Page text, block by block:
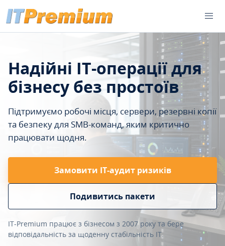
Надійні IT-операції для
бізнесу без простоїв
Підтримуємо робочі місця, сервери, резервні копії
та безпеку для SMB-команд, яким критично
працювати щодня.
Замовити ІТ-аудит ризиків
Подивитись пакети
IT-Premium працює з бізнесом з 2007 року та бере
відповідальність за щоденну стабільність IT.